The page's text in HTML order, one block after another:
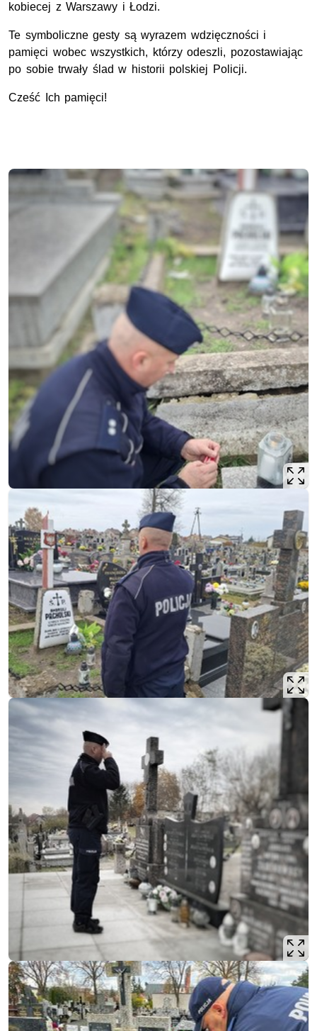
kobiecej z Warszawy i Łodzi.
Te symboliczne gesty są wyrazem wdzięczności i
pamięci wobec wszystkich, którzy odeszli, pozostawiając
po sobie trwały ślad w historii polskiej Policji.
Cześć Ich pamięci!